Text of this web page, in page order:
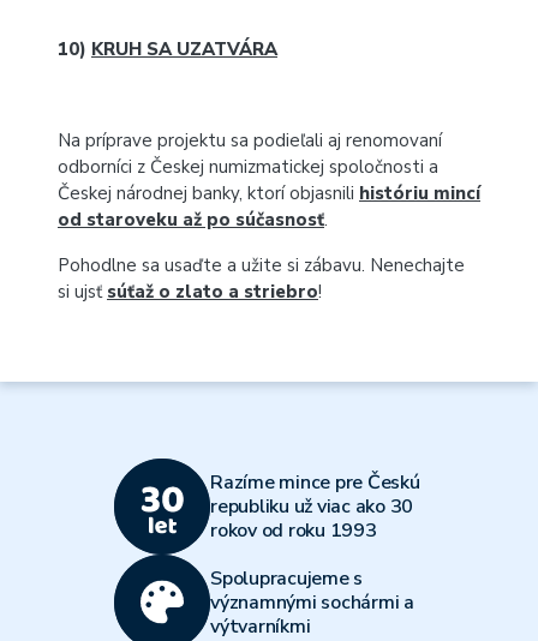
10) KRUH SA UZATVÁRA
Na príprave projektu sa podieľali aj renomovaní
odborníci z Českej numizmatickej spoločnosti a
Českej národnej banky, ktorí objasnili históriu mincí
od staroveku až po súčasnosť.
Pohodlne sa usaďte a užite si zábavu. Nenechajte
si ujsť súťaž o zlato a striebro!
Razíme mince pre Českú
republiku už viac ako 30
rokov od roku 1993
Spolupracujeme s
významnými sochármi a
výtvarníkmi